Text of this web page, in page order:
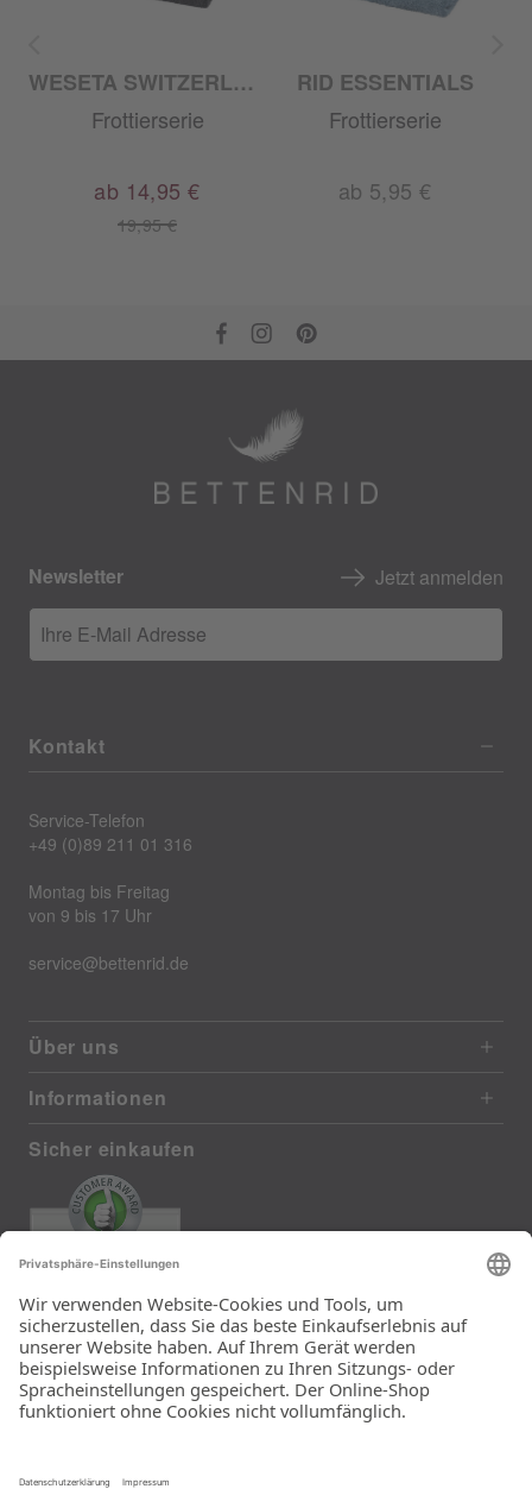
WESETA SWITZERLAND
Frottierserie
19,95 €
ab 14,95 €
RID ESSENTIALS
Frottierserie
ab 5,95 €
Newsletter Jetzt anmelden
Ihre E-Mail Adresse
Kontakt
Service-Telefon
+49 (0)89 211 01 316
Montag bis Freitag
von 9 bis 17 Uhr
service@bettenrid.de
Über uns
Informationen
Sicher einkaufen
385 reviews from real customers
(last 12 months)
Total: 11283
Die Auswahl und die
Einfachheit der
Bestellung.